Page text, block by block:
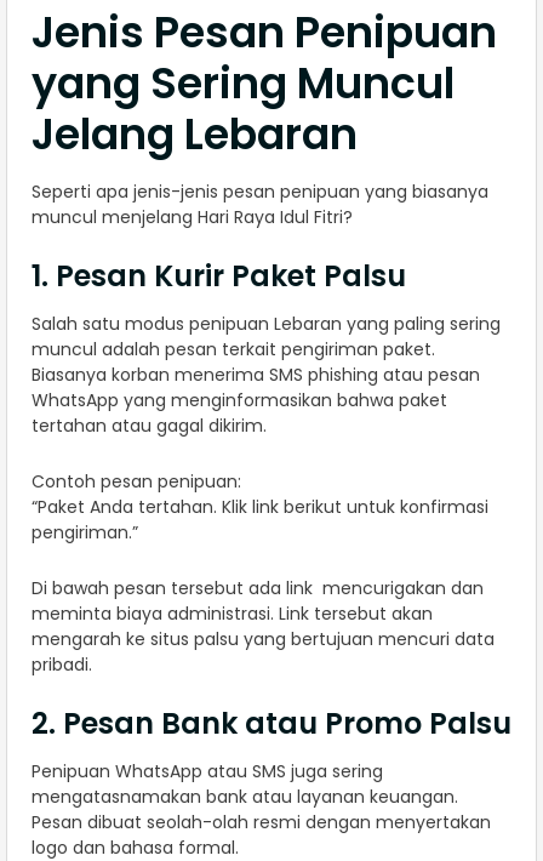
Jenis Pesan Penipuan
yang Sering Muncul
Jelang Lebaran
Seperti apa jenis-jenis pesan penipuan yang biasanya
muncul menjelang Hari Raya Idul Fitri?
1. Pesan Kurir Paket Palsu
Salah satu modus penipuan Lebaran yang paling sering
muncul adalah pesan terkait pengiriman paket.
Biasanya korban menerima SMS phishing atau pesan
WhatsApp yang menginformasikan bahwa paket
tertahan atau gagal dikirim.
Contoh pesan penipuan:
“Paket Anda tertahan. Klik link berikut untuk konfirmasi
pengiriman.”
Di bawah pesan tersebut ada link mencurigakan dan
meminta biaya administrasi. Link tersebut akan
mengarah ke situs palsu yang bertujuan mencuri data
pribadi.
2. Pesan Bank atau Promo Palsu
Penipuan WhatsApp atau SMS juga sering
mengatasnamakan bank atau layanan keuangan.
Pesan dibuat seolah-olah resmi dengan menyertakan
logo dan bahasa formal.